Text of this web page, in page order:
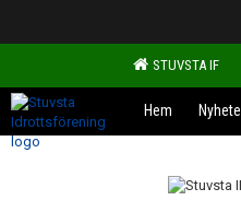
STUVSTA IF
Hem